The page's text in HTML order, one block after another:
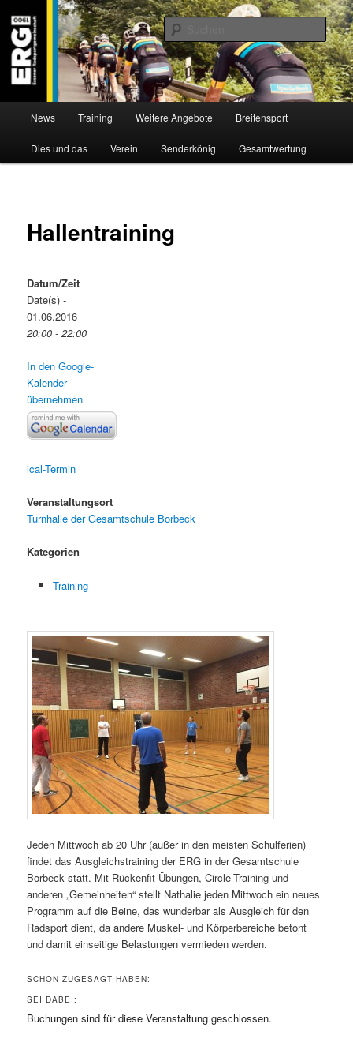
Inhalt
wechseln
ERG 1900 e.V
Willkommen bei der Essener Radsportgemeinschaft
News Training Weitere Angebote Breitensport
Dies und das Verein Senderkönig Gesamtwertung
Hallentraining
Datum/Zeit
Date(s) -
01.06.2016
20:00 - 22:00
In den Google-
Kalender
übernehmen
ical-Termin
Veranstaltungsort
Turnhalle der Gesamtschule Borbeck
Kategorien
Training
Jeden Mittwoch ab 20 Uhr (außer in den meisten Schulferien)
findet das Ausgleichstraining der ERG in der Gesamtschule
Borbeck statt. Mit Rückenfit-Übungen, Circle-Training und
anderen „Gemeinheiten“ stellt Nathalie jeden Mittwoch ein neues
Programm auf die Beine, das wunderbar als Ausgleich für den
Radsport dient, da andere Muskel- und Körperbereiche betont
und damit einseitige Belastungen vermieden werden.
SCHON ZUGESAGT HABEN:
SEI DABEI:
Buchungen sind für diese Veranstaltung geschlossen.